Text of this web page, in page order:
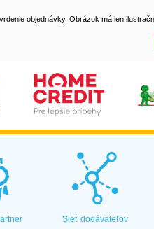
objednávky. Obrázok má len
Sieť dodávateľov